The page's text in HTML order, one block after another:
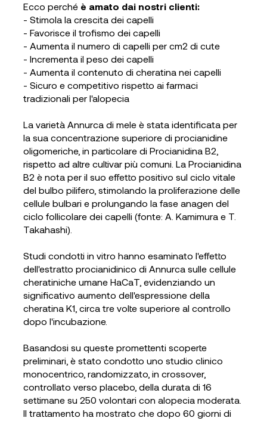
Ecco perché è amato dai nostri clienti:
- Stimola la crescita dei capelli
- Favorisce il trofismo dei capelli
- Aumenta il numero di capelli per cm2 di cute
- Incrementa il peso dei capelli
- Aumenta il contenuto di cheratina nei capelli
- Sicuro e competitivo rispetto ai farmaci
tradizionali per l'alopecia
La varietà Annurca di mele è stata identificata per
la sua concentrazione superiore di procianidine
oligomeriche, in particolare di Procianidina B2,
rispetto ad altre cultivar più comuni. La Procianidina
B2 è nota per il suo effetto positivo sul ciclo vitale
del bulbo pilifero, stimolando la proliferazione delle
cellule bulbari e prolungando la fase anagen del
ciclo follicolare dei capelli (fonte: A. Kamimura e T.
Takahashi).
Studi condotti in vitro hanno esaminato l'effetto
dell'estratto procianidinico di Annurca sulle cellule
cheratiniche umane HaCaT, evidenziando un
significativo aumento dell'espressione della
cheratina K1, circa tre volte superiore al controllo
dopo l'incubazione.
Basandosi su queste promettenti scoperte
preliminari, è stato condotto uno studio clinico
monocentrico, randomizzato, in crossover,
controllato verso placebo, della durata di 16
settimane su 250 volontari con alopecia moderata.
Il trattamento ha mostrato che dopo 60 giorni di